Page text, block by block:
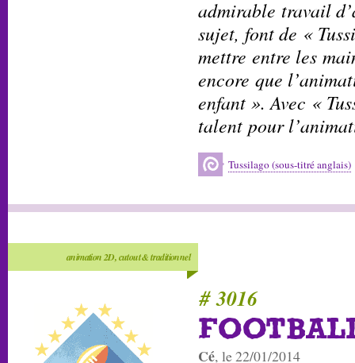
admirable travail
sujet, font de «
mettre entre les
encore que
enfant ». Avec «
talent pour
Tussilago (sous-titré anglais)
animation 2D, cutout & traditionnel
# 3016
Cé, le 22/01/2014